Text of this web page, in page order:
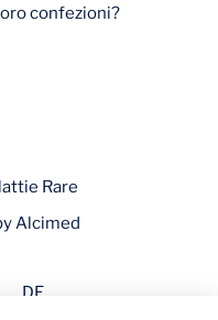
confezioni?
Rare
Alcimed
DE